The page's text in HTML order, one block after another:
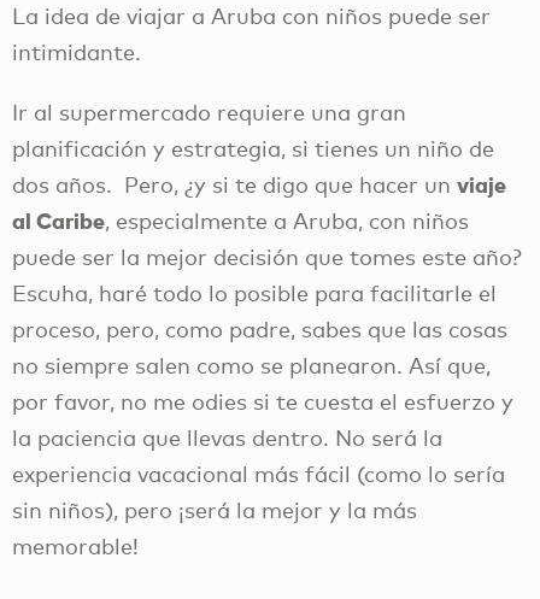
La idea de viajar a Aruba con niños puede ser
intimidante.
Ir al supermercado requiere una gran
planificación y estrategia, si tienes un niño de
dos años. Pero, ¿y si te digo que hacer un viaje
al Caribe, especialmente a Aruba, con niños
puede ser la mejor decisión que tomes este año?
Escuha, haré todo lo posible para facilitarle el
proceso, pero, como padre, sabes que las cosas
no siempre salen como se planearon. Así que,
por favor, no me odies si te cuesta el esfuerzo y
la paciencia que llevas dentro. No será la
experiencia vacacional más fácil (como lo sería
sin niños), pero ¡será la mejor y la más
memorable!